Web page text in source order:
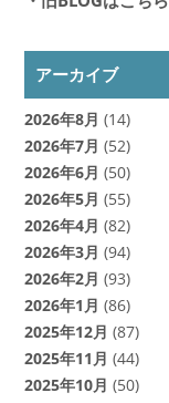
アーカイブ
2026年8月 (14)
2026年7月 (52)
2026年6月 (50)
2026年5月 (55)
2026年4月 (82)
2026年3月 (94)
2026年2月 (93)
2026年1月 (86)
2025年12月 (87)
2025年11月 (44)
2025年10月 (50)